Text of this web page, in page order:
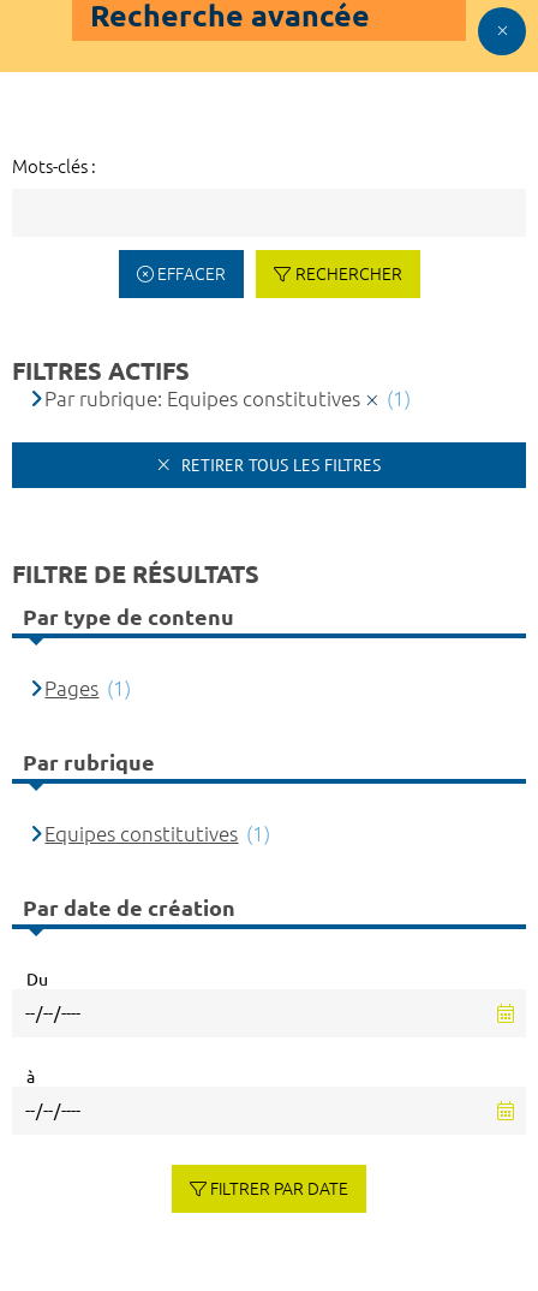
Recherche avancée
Mots-clés :
EFFACER RECHERCHER
FILTRES ACTIFS
Par rubrique: Equipes constitutives (1)
RETIRER TOUS LES FILTRES
FILTRE DE RÉSULTATS
Par type de contenu
Pages (1)
Par rubrique
Equipes constitutives (1)
Par date de création
Du
à
FILTRER PAR DATE